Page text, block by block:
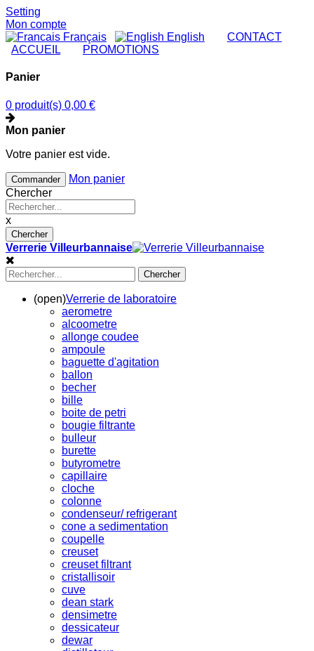
Setting
Mon compte
Français
English CONTACT
ACCUEIL
PROMOTIONS
Panier
0 produit(s) 0,00 €
Mon panier
Votre panier est vide.
Commander
Mon panier
Chercher
x
Chercher
Verrerie Villeurbannaise
Chercher
(open)Verrerie de laboratoire
aerometre
alcoometre
allonge coudee
ampoule
baguette d'agitation
ballon
becher
bille
boite de petri
bougie filtrante
bulleur
burette
butyrometre
capillaire
cloche
colonne
condenseur/ refrigerant
cone a sedimentation
coupelle
creuset
creuset filtrant
cristallisoir
cuve
dean stark
densimetre
dessicateur
dewar